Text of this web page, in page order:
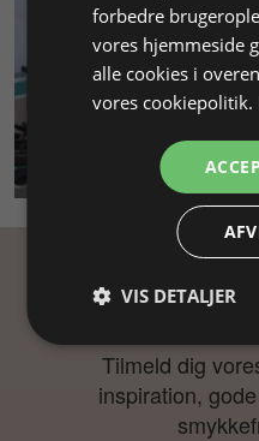
Få
Tilmeld dig
inspiration,
forbedre
vores hjemmeside
alle cookies i
vores cookiepolitik.
VIS DETALJER